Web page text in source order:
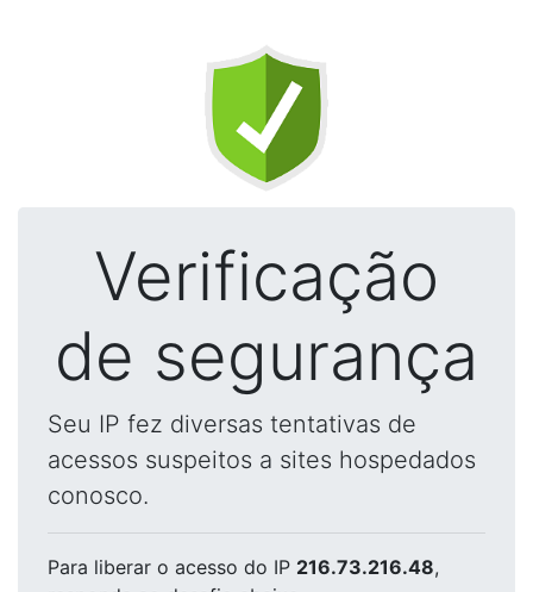
Verificação
de segurança
Seu IP fez diversas tentativas de
acessos suspeitos a sites hospedados
conosco.
Para liberar o acesso do IP 216.73.216.48,